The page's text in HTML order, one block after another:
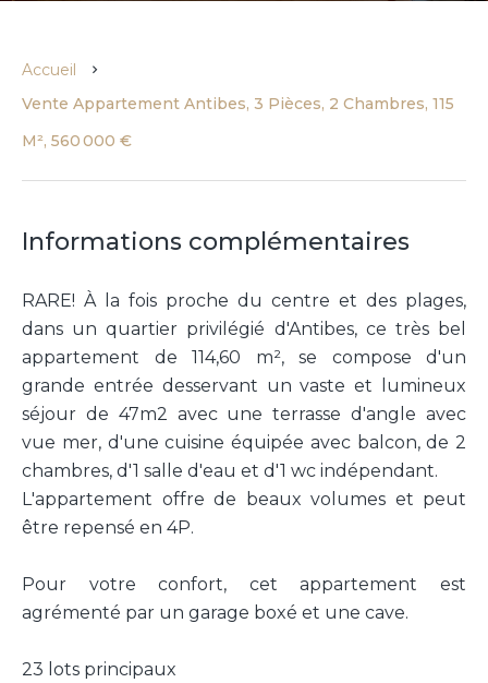
Accueil
Vente Appartement Antibes, 3 Pièces, 2 Chambres, 115
M², 560 000 €
Informations complémentaires
RARE! À la fois proche du centre et des plages,
dans un quartier privilégié d'Antibes, ce très bel
appartement de 114,60 m², se compose d'un
grande entrée desservant un vaste et lumineux
séjour de 47m2 avec une terrasse d'angle avec
vue mer, d'une cuisine équipée avec balcon, de 2
chambres, d'1 salle d'eau et d'1 wc indépendant.
L'appartement offre de beaux volumes et peut
être repensé en 4P.
Pour votre confort, cet appartement est
agrémenté par un garage boxé et une cave.
23 lots principaux